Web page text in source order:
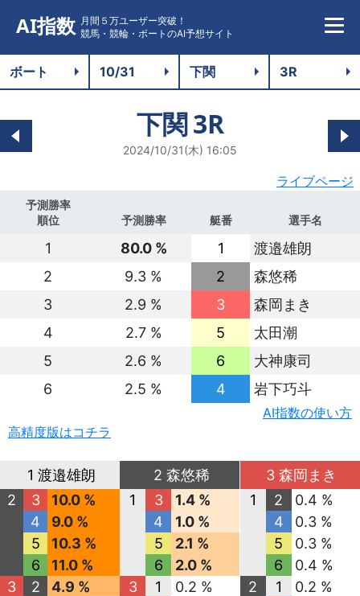
AI指数 月間５万ユーザー突破！
競馬・競輪・ボートのAI予想サイト
下関3R
2024/10/31(木) 16:05
ライブページ
予測勝率
順位
予測勝率 艇番 選手名
1 80.0 % 1
渡邉雄朗
2
9.3 % 2
森悠稀
3
2.9 % 3
森岡まき
4
2.7 % 5
太田潮
5
2.6 % 6
大神康司
6
2.5 % 4 岩下巧斗
AI指数の使い方
高精度版はコチラ
1 渡邉雄朗
2
3
10.0 %
4
9.0 %
5
10.3 %
6
11.0 %
3
2
4.9 %
2 森悠稀
1
3
1.4 %
4
1.0 %
5
2.1 %
6
2.0 %
3
1
0.2 %
3 森岡まき
1
2
0.4 %
4
0.3 %
5
0.3 %
6
0.4 %
2
1
0.2 %